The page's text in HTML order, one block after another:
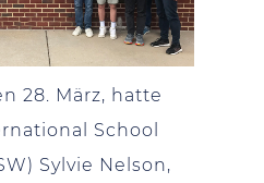
28. März, hatte
School
Sylvie Nelson,